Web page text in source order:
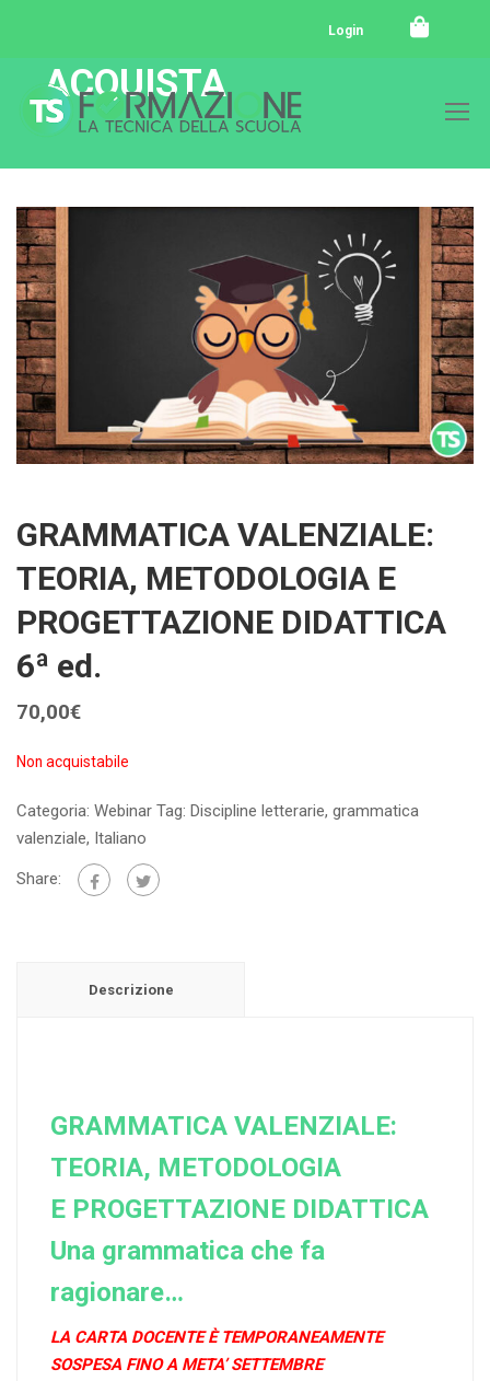
Login
ACQUISTA
GRAMMATICA VALENZIALE:
TEORIA, METODOLOGIA E
PROGETTAZIONE DIDATTICA
6ª ed.
70,00€
Non acquistabile
Categoria: Webinar Tag: Discipline letterarie, grammatica
valenziale, Italiano
Share:
Descrizione
GRAMMATICA VALENZIALE:
TEORIA, METODOLOGIA
E PROGETTAZIONE DIDATTICA
Una grammatica che fa
ragionare…
LA CARTA DOCENTE È TEMPORANEAMENTE
SOSPESA FINO A META’ SETTEMBRE